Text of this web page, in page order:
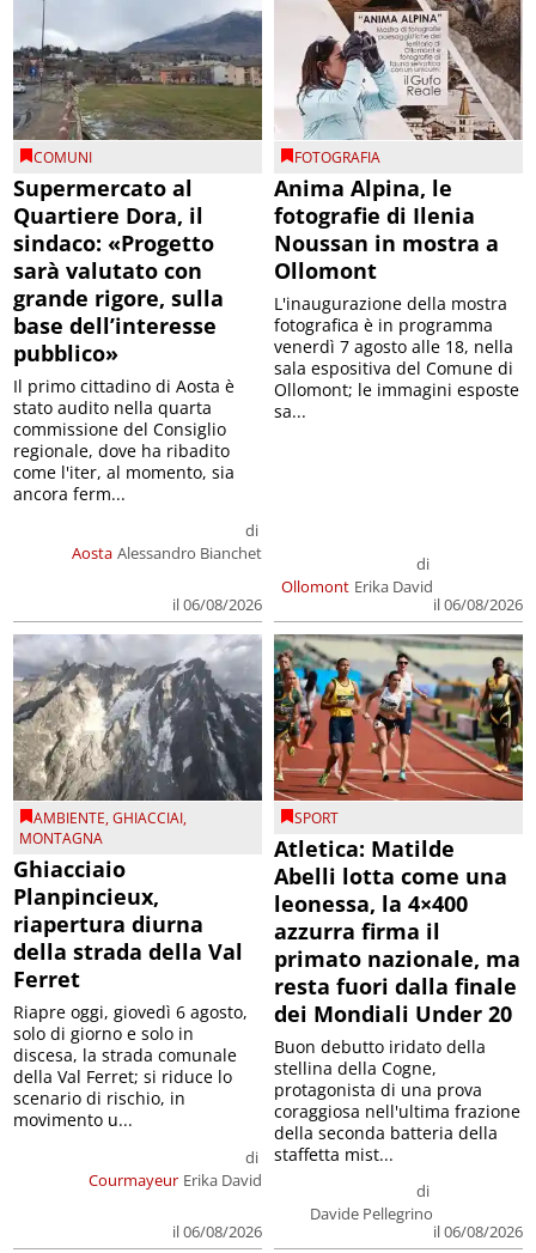
COMUNI
Supermercato al
Quartiere Dora, il
sindaco: «Progetto
sarà valutato con
grande rigore, sulla
base dell’interesse
pubblico»
Aosta
di
Alessandro Bianchet
il 06/08/2026
Il primo cittadino di Aosta è
stato audito nella quarta
commissione del Consiglio
regionale, dove ha ribadito
come l'iter, al momento, sia
ancora ferm...
FOTOGRAFIA
Anima Alpina, le
fotografie di Ilenia
Noussan in mostra a
Ollomont
Ollomont
di
Erika David
il 06/08/2026
L'inaugurazione della mostra
fotografica è in programma
venerdì 7 agosto alle 18, nella
sala espositiva del Comune di
Ollomont; le immagini esposte
sa...
AMBIENTE,GHIACCIAI,
MONTAGNA
Ghiacciaio
Planpincieux,
riapertura diurna
della strada della Val
Ferret
Courmayeur
di
Erika David
il 06/08/2026
Riapre oggi, giovedì 6 agosto,
solo di giorno e solo in
discesa, la strada comunale
della Val Ferret; si riduce lo
scenario di rischio, in
movimento u...
SPORT
Atletica: Matilde
Abelli lotta come una
leonessa, la 4×400
azzurra firma il
primato nazionale, ma
resta fuori dalla finale
dei Mondiali Under 20
di
Davide Pellegrino
il 06/08/2026
Buon debutto iridato della
stellina della Cogne,
protagonista di una prova
coraggiosa nell'ultima frazione
della seconda batteria della
staffetta mist...